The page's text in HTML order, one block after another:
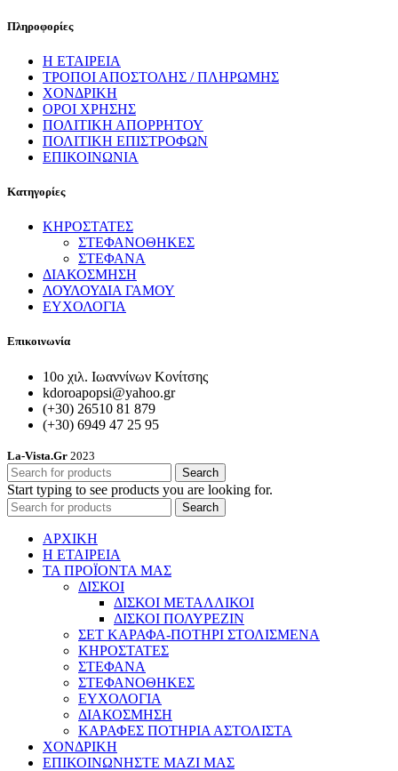
Πληροφορίες
Η ΕΤΑΙΡΕΙΑ
ΤΡΟΠΟΙ ΑΠΟΣΤΟΛΗΣ / ΠΛΗΡΩΜΗΣ
ΧΟΝΔΡΙΚΗ
ΟΡΟΙ ΧΡΗΣΗΣ
ΠΟΛΙΤΙΚΗ ΑΠΟΡΡΗΤΟΥ
ΠΟΛΙΤΙΚΗ ΕΠΙΣΤΡΟΦΩΝ
ΕΠΙΚΟΙΝΩΝΙΑ
Κατηγορίες
ΚΗΡΟΣΤΑΤΕΣ
ΣΤΕΦΑΝΟΘΗΚΕΣ
ΣΤΕΦΑΝΑ
ΔΙΑΚΟΣΜΗΣΗ
ΛΟΥΛΟΥΔΙΑ ΓΑΜΟΥ
ΕΥΧΟΛΟΓΙΑ
Επικοινωνία
10ο χιλ. Ιωαννίνων Κονίτσης
kdoroapopsi@yahoo.gr
(+30) 26510 81 879
(+30) 6949 47 25 95
La-Vista.Gr 2023
Search
Start typing to see products you are looking for.
Search
ΑΡΧΙΚΗ
Η ΕΤΑΙΡΕΙΑ
ΤΑ ΠΡΟΪΟΝΤΑ ΜΑΣ
ΔΙΣΚΟΙ
ΔΙΣΚΟΙ ΜΕΤΑΛΛΙΚΟΙ
ΔΙΣΚΟΙ ΠΟΛΥΡΕΖΙΝ
ΣΕΤ ΚΑΡΑΦΑ-ΠΟΤΗΡΙ ΣΤΟΛΙΣΜΕΝΑ
ΚΗΡΟΣΤΑΤΕΣ
ΣΤΕΦΑΝΑ
ΣΤΕΦΑΝΟΘΗΚΕΣ
ΕΥΧΟΛΟΓΙΑ
ΔΙΑΚΟΣΜΗΣΗ
ΚΑΡΑΦΕΣ ΠΟΤΗΡΙΑ ΑΣΤΟΛΙΣΤΑ
ΧΟΝΔΡΙΚΗ
ΕΠΙΚΟΙΝΩΝΗΣΤΕ ΜΑΖΙ ΜΑΣ